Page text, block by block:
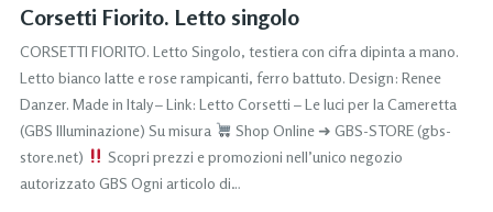
Corsetti Fiorito. Letto singolo
CORSETTI FIORITO. Letto Singolo, testiera con cifra dipinta a mano.
Letto bianco latte e rose rampicanti, ferro battuto. Design: Renee
Danzer. Made in Italy – Link: Letto Corsetti – Le luci per la Cameretta
(GBS Illuminazione) Su misura
Shop Online ➜ GBS-STORE (gbs-
store.net)
Scopri prezzi e promozioni nell’unico negozio
autorizzato GBS Ogni articolo di…